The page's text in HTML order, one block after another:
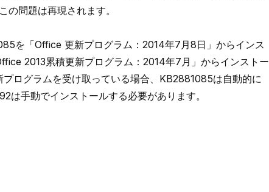
問題は再現されます。
を 「Office 更新プログラム：2014年7月8日」 からインス
2013累積更新プログラム：2014年7月」 からインストー
ログラムを受け取っている場合、KB2881085は自動的に
手動でインストールする必要があります。